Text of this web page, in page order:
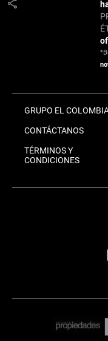
share
GRUPO EL
CONTÁCTANOS
TÉRMINOS Y
CONDICIONES